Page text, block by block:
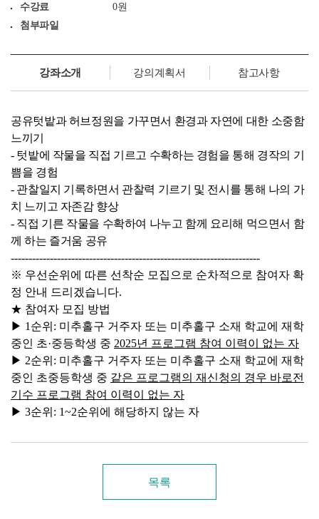
수강료
0원
첨부파일
강좌소개 강의계획서 참고사항
공유텃밭과 허브정원을 가꾸면서 환경과 자연에 대한 소중함
느끼기
- 텃밭에 작물을 직접 기르고 수확하는 경험을 통해 경작의 기
쁨을 경험
- 관찰일지 기록하면서 관찰력 기르기 및 전시를 통해 나의 가
치 느끼고 자존감 향상
- 직접 기른 작물을 수확하여 나누고 함께 요리해 먹으면서 함
께 하는 즐거움 공유
----------------------------------------------------------------------
※ 우선순위에 따른 선착순 모집으로 순차적으로 참여자 확
정 안내 드리겠습니다.
★ 참여자 모집 방법
▶ 1 순위 : 미추홀구 거주자 또는 미추홀구 소재 학교에 재학
중인 초·중등학생 중 2025년 프로그램 참여 이력이 없는 자
▶ 2순위 : 미추홀구 거주자 또는 미추홀구 소재 학교에 재학
중인 초중등학생 중 같은 프로그램의 재신청의 경우 바로전
기수 프로그램 참여 이력이 없는 자
▶ 3순위 : 1~2순위에 해당하지 않는 자
목록